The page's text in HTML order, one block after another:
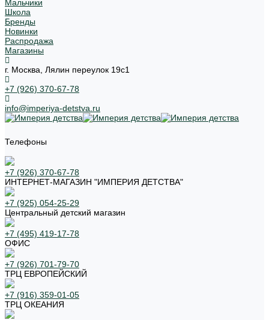
Мальчики
Школа
Бренды
Новинки
Распродажа
Магазины
г. Москва, Лялин переулок 19с1
+7 (926) 370-67-78
info@imperiya-detstva.ru
Телефоны
+7 (926) 370-67-78
ИНТЕРНЕТ-МАГАЗИН "ИМПЕРИЯ ДЕТСТВА"
+7 (925) 054-25-29
Центральный детский магазин
+7 (495) 419-17-78
ОФИС
+7 (926) 701-79-70
ТРЦ ЕВРОПЕЙСКИЙ
+7 (916) 359-01-05
ТРЦ ОКЕАНИЯ